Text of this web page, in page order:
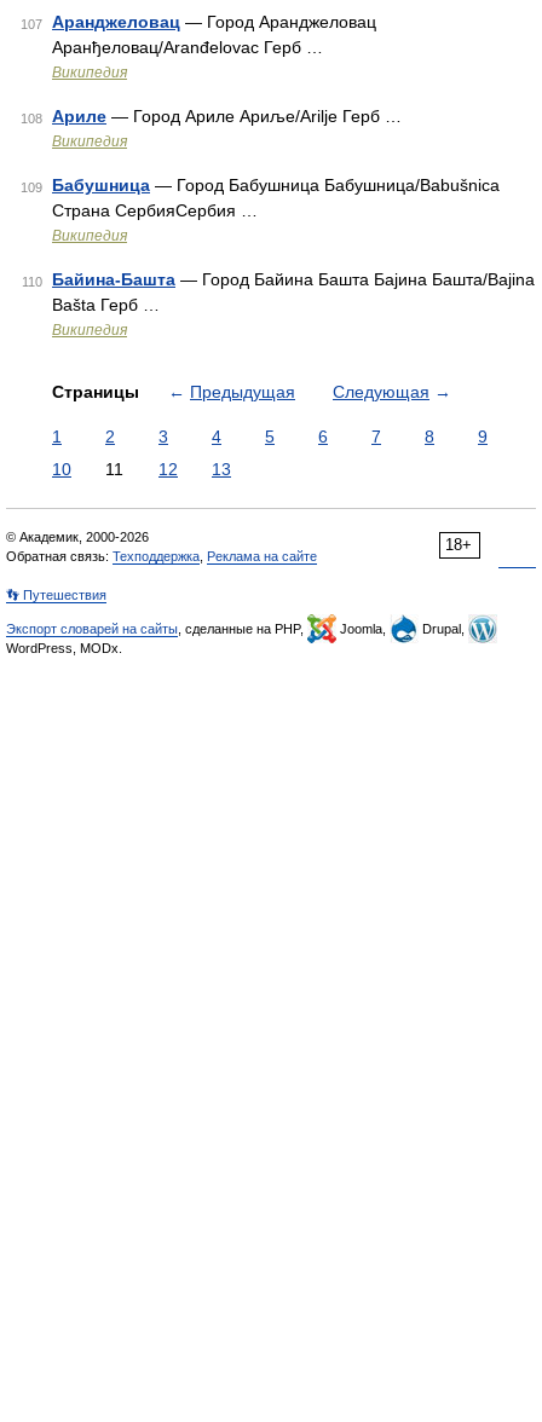
107 Аранджеловац — Город Аранджеловац
Аранђеловац/Aranđelovac Герб …
Википедия
108 Ариле — Город Ариле Ариље/Arilje Герб …
Википедия
109 Бабушница — Город Бабушница Бабушница/Babušnica
Страна СербияСербия …
Википедия
110 Байина-Башта — Город Байина Башта Бајина Башта/Bajina
Bašta Герб …
Википедия
Страницы ← Предыдущая Следующая →
1 2 3 4 5 6 7 8
9
10
11 12 13
18+
© Академик, 2000-2026
Обратная связь: Техподдержка Реклама на сайте
👣 Путешествия
Экспорт словарей на сайты , сделанные на PHP, Joomla,
Drupal,
WordPress, MODx.